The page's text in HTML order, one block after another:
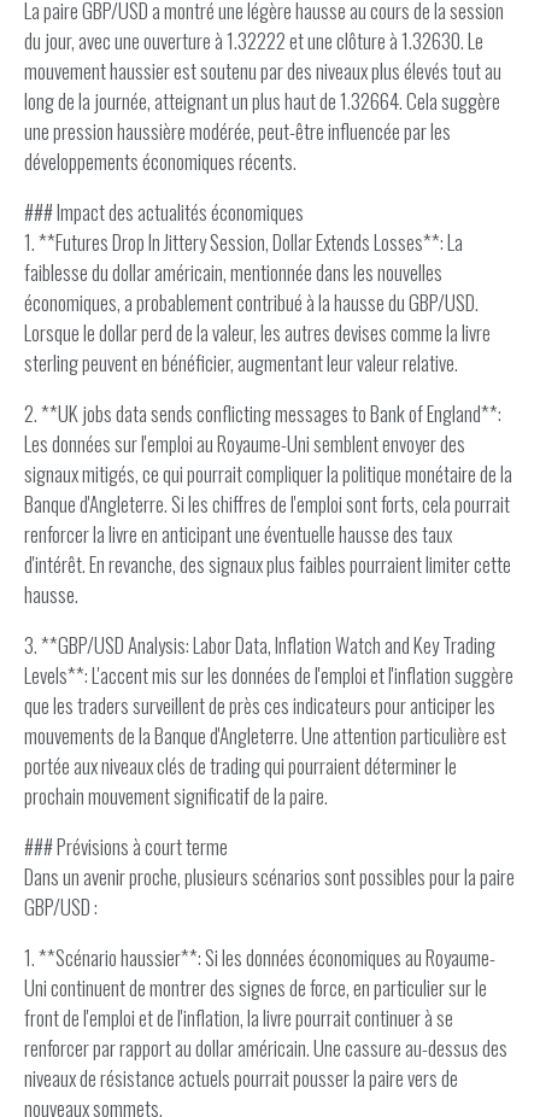
La paire GBP/USD a montré une légère hausse au cours de la session
du jour, avec une ouverture à 1.32222 et une clôture à 1.32630. Le
mouvement haussier est soutenu par des niveaux plus élevés tout au
long de la journée, atteignant un plus haut de 1.32664. Cela suggère
une pression haussière modérée, peut-être influencée par les
développements économiques récents.
### Impact des actualités économiques
1. **Futures Drop In Jittery Session, Dollar Extends Losses**: La
faiblesse du dollar américain, mentionnée dans les nouvelles
économiques, a probablement contribué à la hausse du GBP/USD.
Lorsque le dollar perd de la valeur, les autres devises comme la livre
sterling peuvent en bénéficier, augmentant leur valeur relative.
2. **UK jobs data sends conflicting messages to Bank of England**:
Les données sur l'emploi au Royaume-Uni semblent envoyer des
signaux mitigés, ce qui pourrait compliquer la politique monétaire de la
Banque d'Angleterre. Si les chiffres de l'emploi sont forts, cela pourrait
renforcer la livre en anticipant une éventuelle hausse des taux
d'intérêt. En revanche, des signaux plus faibles pourraient limiter cette
hausse.
3. **GBP/USD Analysis: Labor Data, Inflation Watch and Key Trading
Levels**: L'accent mis sur les données de l'emploi et l'inflation suggère
que les traders surveillent de près ces indicateurs pour anticiper les
mouvements de la Banque d'Angleterre. Une attention particulière est
portée aux niveaux clés de trading qui pourraient déterminer le
prochain mouvement significatif de la paire.
### Prévisions à court terme
Dans un avenir proche, plusieurs scénarios sont possibles pour la paire
GBP/USD :
1. **Scénario haussier**: Si les données économiques au Royaume-
Uni continuent de montrer des signes de force, en particulier sur le
front de l'emploi et de l'inflation, la livre pourrait continuer à se
renforcer par rapport au dollar américain. Une cassure au-dessus des
niveaux de résistance actuels pourrait pousser la paire vers de
nouveaux sommets.